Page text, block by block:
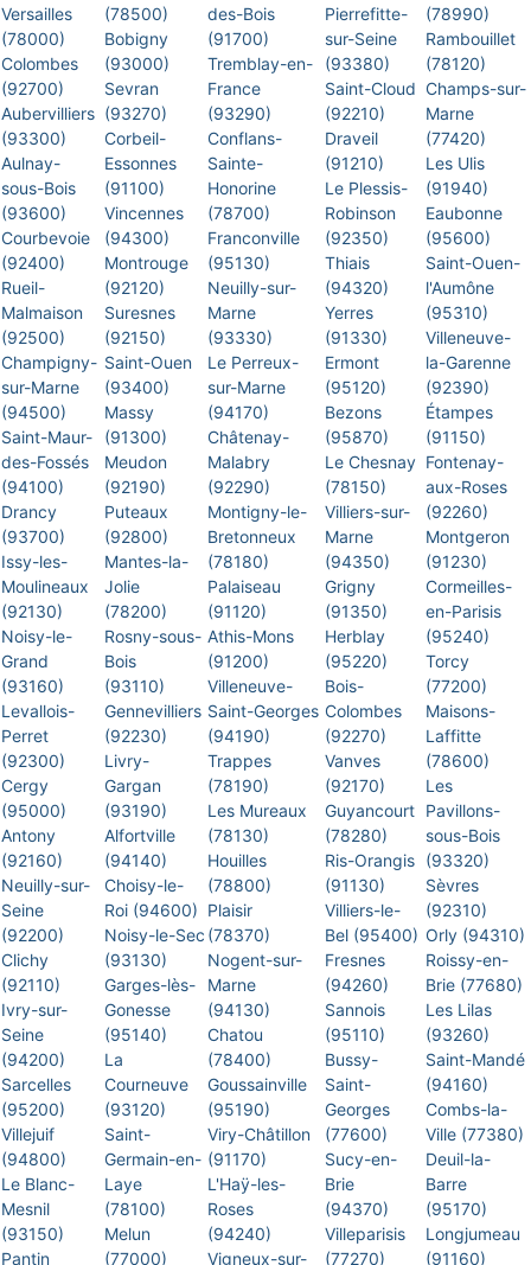
Versailles
(78000)
Colombes
(92700)
Aubervilliers
(93300)
Aulnay-
sous-Bois
(93600)
Courbevoie
(92400)
Rueil-
Malmaison
(92500)
Champigny-
sur-Marne
(94500)
Saint-Maur-
des-Fossés
(94100)
Drancy
(93700)
Issy-les-
Moulineaux
(92130)
Noisy-le-
Grand
(93160)
Levallois-
Perret
(92300)
Cergy
(95000)
Antony
(92160)
Neuilly-sur-
Seine
(92200)
Clichy
(92110)
Ivry-sur-
Seine
(94200)
Sarcelles
(95200)
Villejuif
(94800)
Le Blanc-
Mesnil
(93150)
Pantin
(78500)
Bobigny
(93000)
Sevran
(93270)
Corbeil-
Essonnes
(91100)
Vincennes
(94300)
Montrouge
(92120)
Suresnes
(92150)
Saint-Ouen
(93400)
Massy
(91300)
Meudon
(92190)
Puteaux
(92800)
Mantes-la-
Jolie
(78200)
Rosny-sous-
Bois
(93110)
Gennevilliers
(92230)
Livry-
Gargan
(93190)
Alfortville
(94140)
Choisy-le-
Roi (94600)
Noisy-le-Sec
(93130)
Garges-lès-
Gonesse
(95140)
La
Courneuve
(93120)
Saint-
Germain-en-
Laye
(78100)
Melun
(77000)
des-Bois
(91700)
Tremblay-en-
France
(93290)
Conflans-
Sainte-
Honorine
(78700)
Franconville
(95130)
Neuilly-sur-
Marne
(93330)
Le Perreux-
sur-Marne
(94170)
Châtenay-
Malabry
(92290)
Montigny-le-
Bretonneux
(78180)
Palaiseau
(91120)
Athis-Mons
(91200)
Villeneuve-
Saint-Georges
(94190)
Trappes
(78190)
Les Mureaux
(78130)
Houilles
(78800)
Plaisir
(78370)
Nogent-sur-
Marne
(94130)
Chatou
(78400)
Goussainville
(95190)
Viry-Châtillon
(91170)
L'Haÿ-les-
Roses
(94240)
Vigneux-sur-
Pierrefitte-
sur-Seine
(93380)
Saint-Cloud
(92210)
Draveil
(91210)
Le Plessis-
Robinson
(92350)
Thiais
(94320)
Yerres
(91330)
Ermont
(95120)
Bezons
(95870)
Le Chesnay
(78150)
Villiers-sur-
Marne
(94350)
Grigny
(91350)
Herblay
(95220)
Bois-
Colombes
(92270)
Vanves
(92170)
Guyancourt
(78280)
Ris-Orangis
(91130)
Villiers-le-
Bel (95400)
Fresnes
(94260)
Sannois
(95110)
Bussy-
Saint-
Georges
(77600)
Sucy-en-
Brie
(94370)
Villeparisis
(77270)
(78990)
Rambouillet
(78120)
Champs-sur-
Marne
(77420)
Les Ulis
(91940)
Eaubonne
(95600)
Saint-Ouen-
l'Aumône
(95310)
Villeneuve-
la-Garenne
(92390)
Étampes
(91150)
Fontenay-
aux-Roses
(92260)
Montgeron
(91230)
Cormeilles-
en-Parisis
(95240)
Torcy
(77200)
Maisons-
Laffitte
(78600)
Les
Pavillons-
sous-Bois
(93320)
Sèvres
(92310)
Orly (94310)
Roissy-en-
Brie (77680)
Les Lilas
(93260)
Saint-Mandé
(94160)
Combs-la-
Ville (77380)
Deuil-la-
Barre
(95170)
Longjumeau
(91160)